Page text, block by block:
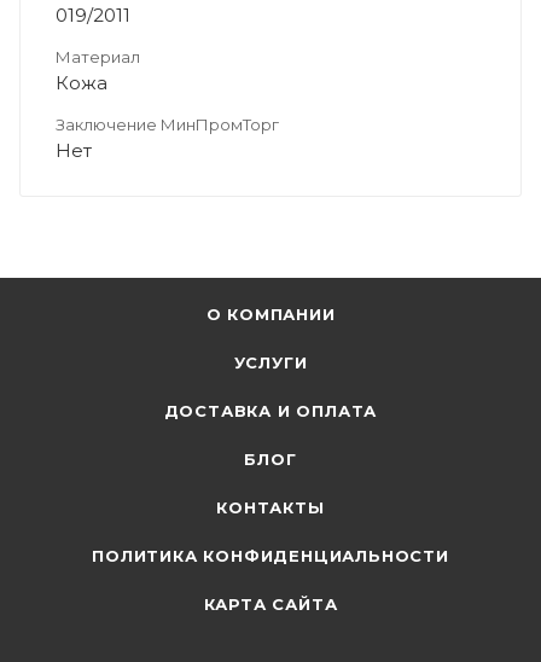
019/2011
Материал
Кожа
Заключение МинПромТорг
Нет
О КОМПАНИИ
УСЛУГИ
ДОСТАВКА И ОПЛАТА
БЛОГ
КОНТАКТЫ
ПОЛИТИКА КОНФИДЕНЦИАЛЬНОСТИ
КАРТА САЙТА